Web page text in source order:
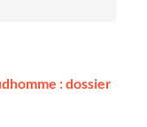
: dossier